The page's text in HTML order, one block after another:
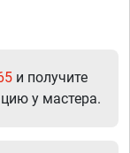
и получите
у мастера.